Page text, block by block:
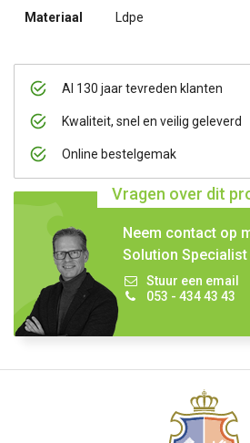
Al 130 jaar tevreden klanten
Kwaliteit, snel en veilig geleverd
Online bestelgemak
Vragen over dit
Neem contact op
Solution
Stuur een email
053 - 434 43 43
Materiaal Ldpe